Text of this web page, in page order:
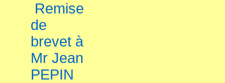
Remise
de
brevet à
Mr Jean
PEPIN